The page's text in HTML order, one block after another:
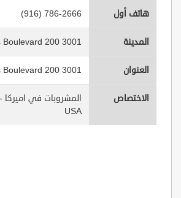
هاتف أول (916) 786-2666
المدينة 3001 Douglas Boulevard 200
العنوان 3001 Douglas Boulevard 200
الاختصاص
USA